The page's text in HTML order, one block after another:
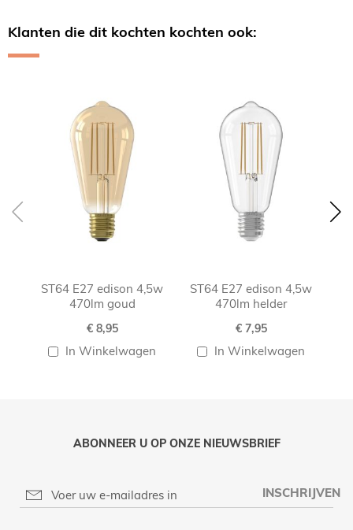
Klanten die dit kochten kochten ook:
ST64 E27 edison 4,5w
470lm goud
€ 8,95
In Winkelwagen
ST64 E27 edison 4,5w
470lm helder
€ 7,95
In Winkelwagen
ABONNEER U OP ONZE NIEUWSBRIEF
INSCHRIJVEN